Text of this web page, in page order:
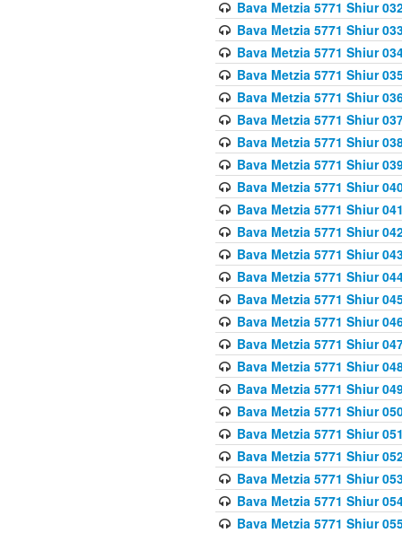
Bava Metzia 5771 Shiur
Bava Metzia 5771 Shiur
Bava Metzia 5771 Shiur
Bava Metzia 5771 Shiur
Bava Metzia 5771 Shiur
Bava Metzia 5771 Shiur
Bava Metzia 5771 Shiur
Bava Metzia 5771 Shiur
Bava Metzia 5771 Shiur
Bava Metzia 5771 Shiur
Bava Metzia 5771 Shiur
Bava Metzia 5771 Shiur
Bava Metzia 5771 Shiur
Bava Metzia 5771 Shiur
Bava Metzia 5771 Shiur
Bava Metzia 5771 Shiur
Bava Metzia 5771 Shiur
Bava Metzia 5771 Shiur
Bava Metzia 5771 Shiur
Bava Metzia 5771 Shiur
Bava Metzia 5771 Shiur
Bava Metzia 5771 Shiur
Bava Metzia 5771 Shiur
Bava Metzia 5771 Shiur